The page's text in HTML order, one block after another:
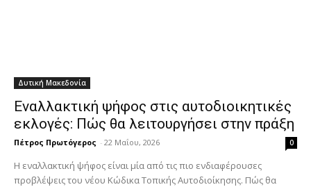
Δυτική Μακεδονία
Εναλλακτική ψήφος στις αυτοδιοικητικές
εκλογές: Πώς θα λειτουργήσει στην πράξη
Πέτρος Πρωτόγερος - 22 Μαΐου, 2026 0
Η εναλλακτική ψήφος είναι μία από τις πιο ενδιαφέρουσες
προβλέψεις του νέου Κώδικα Τοπικής Αυτοδιοίκησης. Πώς θα